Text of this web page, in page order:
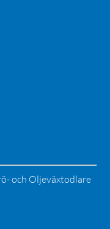
och Oljeväxtodlare